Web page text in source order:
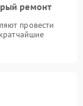
ремонт
провести